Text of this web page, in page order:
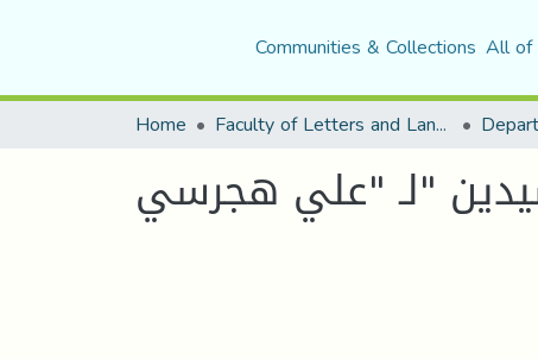
Communities & Collections All of
Home Faculty of Letters and Languages